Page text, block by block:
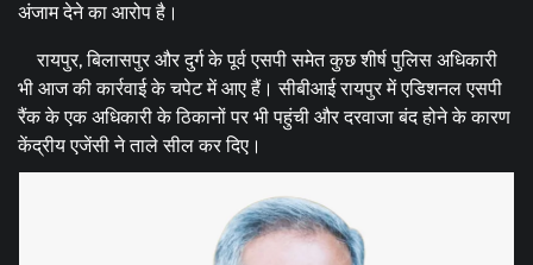
अंजाम देने का आरोप है।
रायपुर, बिलासपुर और दुर्ग के पूर्व एसपी समेत कुछ शीर्ष पुलिस अधिकारी
भी आज की कार्रवाई के चपेट में आए हैं। सीबीआई रायपुर में एडिशनल एसपी
रैंक के एक अधिकारी के ठिकानों पर भी पहुंची और दरवाजा बंद होने के कारण
केंद्रीय एजेंसी ने ताले सील कर दिए।